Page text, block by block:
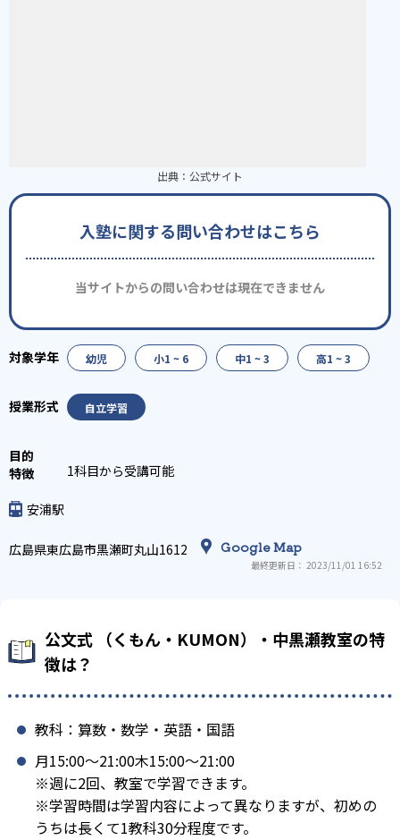
出典： 公式サイト
入塾に関する問い合わせはこちら
当サイトからの問い合わせは現在できません
幼児 小1 ~ 6 中1 ~ 3 高1 ~ 3
自立学習
1科目から受講可能
安浦駅
広島県東広島市黒瀬町丸山1612 Google Map
最終更新日： 2023/11/01 16:52
公文式 （くもん・KUMON）・中黒瀬教室の特
徴は？
教科：算数・数学・英語・国語
月15:00〜21:00木15:00〜21:00
※週に2回、教室で学習できます。
※学習時間は学習内容によって異なりますが、初めの
うちは長くて1教科30分程度です。